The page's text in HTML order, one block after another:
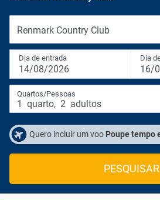
Renmark Country Club
Dia de entrada
14/08/2026
Dia
16/
Quartos/Pessoas
1 quarto, 2 adultos
Quero incluir um voo Poupe tempo
PESQUISAR